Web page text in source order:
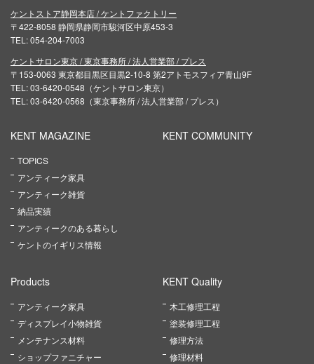
ケントストア静岡本店 / ケントファクトリー
〒422-8058 静岡県静岡市駿河区中原453-3
TEL: 054-204-7003
ケントサロン東京 / 東京事務所 / 法人営業部 / プレス
〒153-0063 東京都目黒区目黒2-10-8 第2アトモスフィア青山9F
TEL: 03-6420-0548（ケントサロン東京）
TEL: 03-6420-0568（東京事務所 / 法人営業部 / プレス）
KENT MAGAZINE
TOPICS
アンティーク家具
アンティーク雑貨
納品実績
アンティークのある暮らし
ケントのイギリス情報
KENT COMMUNITY
Products
アンティーク家具
ディスプレイ小物雑貨
メンテナンス材料
ショップファニチャー
KENT Quality
木工修理工程
塗装修理工程
修理方法
修理材料